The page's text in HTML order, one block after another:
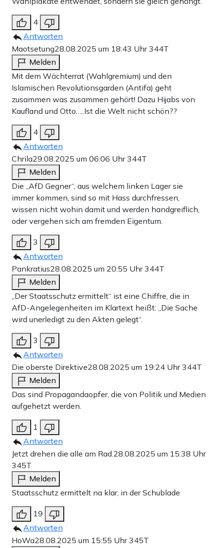
4
Antworten
Maotsetung28.08.2025 um 18:43 Uhr344T
Melden
Mit dem Wächterrat (Wahlgremium) und den
Islamischen Revolutionsgarden (Antifa) geht
zusammen was zusammen gehört! Dazu Hijabs von
Kaufland und Otto…..Ist die Welt nicht schön??
4
Antworten
Chrila29.08.2025 um 06:06 Uhr344T
Melden
Die „AfD Gegner“, aus welchem linken Lager sie
immer kommen, sind so mit Hass durchfressen,
wissen nicht wohin damit und werden handgreiflich,
oder vergehen sich am fremden Eigentum.
3
Antworten
Pankratius28.08.2025 um 20:55 Uhr344T
Melden
„Der Staatsschutz ermittelt“ ist eine Chiffre, die in
AfD-Angelegenheiten im Klartext heißt: „Die Sache
wird unerledigt zu den Akten gelegt“.
3
Antworten
Die oberste Direktive28.08.2025 um 19:24 Uhr344T
Melden
Das sind Propagandaopfer, die von Politik und Medien
aufgehetzt werden.
1
Antworten
Jetzt drehen die alle am Rad.28.08.2025 um 15:38 Uhr
345T
Melden
Staatsschutz ermittelt na klar, in der Schublade
19
Antworten
HoWa28.08.2025 um 15:55 Uhr345T